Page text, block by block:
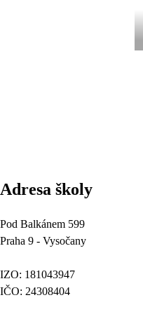
Adresa školy
Pod Balkánem 599
Praha 9 - Vysočany
IZO: 181043947
IČO: 24308404